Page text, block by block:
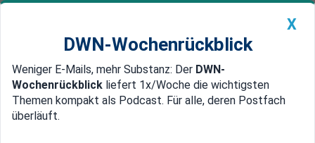
Newsticker MEIN DWN: Geldanlage Premium
Edelmetalle DWN-Magazin China
X
DWN-Wochenrückblick
Weniger E-Mails, mehr Substanz: Der DWN-
Wochenrückblick liefert 1x/Woche die wichtigsten
Themen kompakt als Podcast. Für alle, deren Postfach
überläuft.